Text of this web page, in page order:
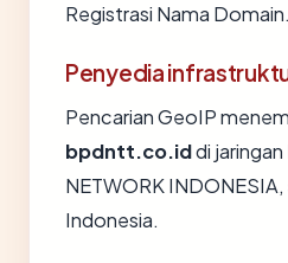
Registrasi Nama Domain.
Penyedia
Pencarian GeoIP
bpdntt.co.iddi jaringan
NETWORK
Indonesia.